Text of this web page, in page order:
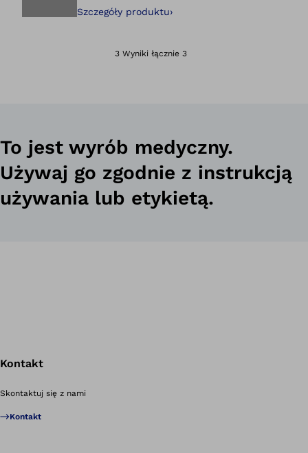
Szczegóły produktu›
3 Wyniki łącznie 3
To jest wyrób medyczny.
Używaj go zgodnie z instrukcją
używania lub etykietą.
Kontakt
Skontaktuj się z nami
Kontakt